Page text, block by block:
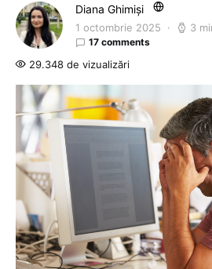
Diana Ghimiși
1 octombrie 2025 3
17 comments
29.348 de vizualizări